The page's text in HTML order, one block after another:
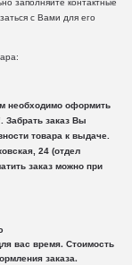
заполняйте контактные
с Вами для его
необходимо оформить
Забрать заказ Вы
товара к выдаче.
24 (отдел
заказ можно при
вас время. Стоимость
заказа.